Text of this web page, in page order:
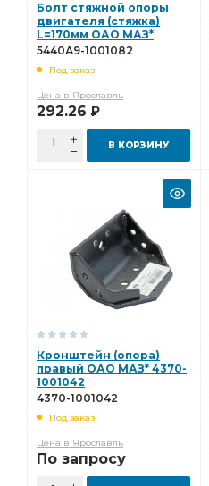
Болт стяжной опоры
двигателя (стяжка)
L=170мм ОАО МАЗ*
5440А9-1001082
5440А9-1001082
Под заказ
Цена в Ярославль
292.26 Р
В КОРЗИНУ
Кронштейн (опора)
правый ОАО МАЗ* 4370-
1001042
4370-1001042
Под заказ
Цена в Ярославль
По запросу